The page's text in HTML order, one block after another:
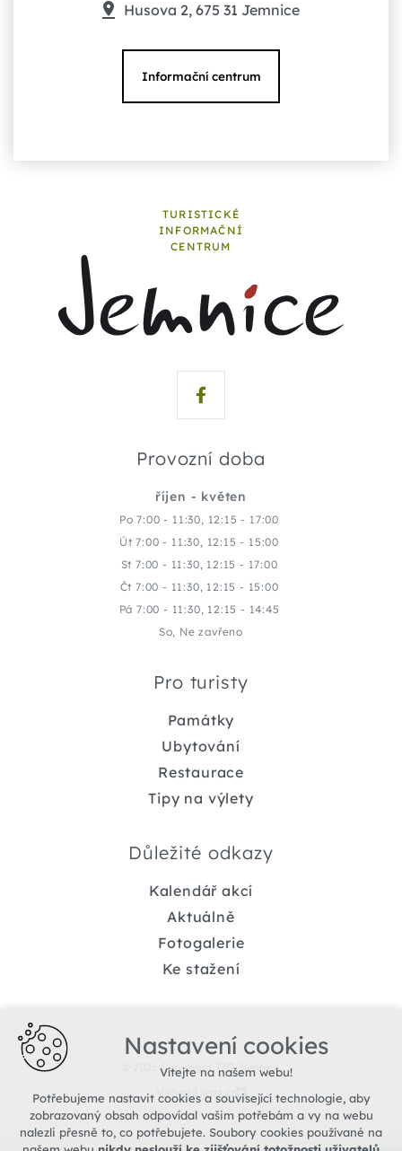
Husova 2, 675 31 Jemnice
Informační centrum
TURISTICKÉ
INFORMAČNÍ
CENTRUM
Provozní doba
říjen - květen
Po 7:00 - 11:30, 12:15 - 17:00
Út 7:00 - 11:30, 12:15 - 15:00
St 7:00 - 11:30, 12:15 - 17:00
Čt 7:00 - 11:30, 12:15 - 15:00
Pá 7:00 - 11:30, 12:15 - 14:45
So, Ne zavřeno
Pro turisty
Památky
Ubytování
Restaurace
Tipy na výlety
Důležité odkazy
Kalendář akcí
Aktuálně
Fotogalerie
Ke stažení
© 2026 Copyright TIC Jemnice
Vytvořil xart.cz
Nastavení cookies
Vítejte na našem webu!
Potřebujeme nastavit cookies a související technologie, aby
zobrazovaný obsah odpovídal vašim potřebám a vy na webu
nalezli přesně to, co potřebujete. Soubory cookies používané na